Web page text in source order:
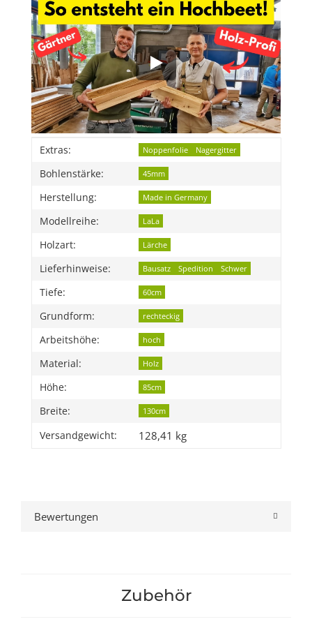
Produkteigenschaft
Wert
Extras: Noppenfolie Nagergitter
Bohlenstärke: 45mm
Herstellung: Made in Germany
Modellreihe: LaLa
Holzart: Lärche
Lieferhinweise: Bausatz Spedition Schwer
Tiefe: 60cm
Grundform: rechteckig
Arbeitshöhe: hoch
Material: Holz
Höhe: 85cm
Breite: 130cm
Versandgewicht: 128,41 kg
Bewertungen
Zubehör